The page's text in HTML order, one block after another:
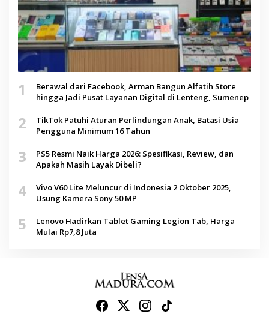
1
Berawal dari Facebook, Arman Bangun Alfatih Store
hingga Jadi Pusat Layanan Digital di Lenteng, Sumenep
2
TikTok Patuhi Aturan Perlindungan Anak, Batasi Usia
Pengguna Minimum 16 Tahun
3
PS5 Resmi Naik Harga 2026: Spesifikasi, Review, dan
Apakah Masih Layak Dibeli?
4
Vivo V60 Lite Meluncur di Indonesia 2 Oktober 2025,
Usung Kamera Sony 50 MP
5
Lenovo Hadirkan Tablet Gaming Legion Tab, Harga
Mulai Rp7,8 Juta